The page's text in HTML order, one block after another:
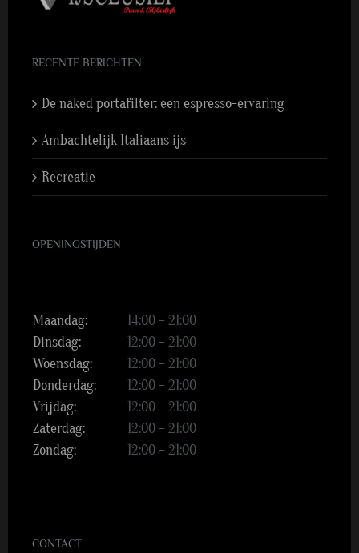
RECENTE BERICHTEN
De naked portafilter: een espresso-ervaring
Ambachtelijk Italiaans ijs
Recreatie
OPENINGSTIJDEN
Maandag:
14:00 – 21:00
Dinsdag:
12:00 – 21:00
Woensdag:
12:00 – 21:00
Donderdag:
12:00 – 21:00
Vrijdag:
12:00 – 21:00
Zaterdag:
12:00 – 21:00
Zondag:
12:00 – 21:00
CONTACT